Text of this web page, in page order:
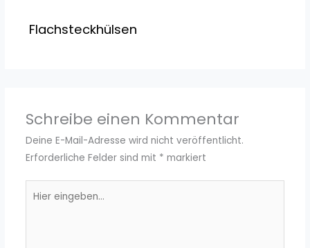
Flachsteckhülsen
Schreibe einen Kommentar
Deine E-Mail-Adresse wird nicht veröffentlicht.
Erforderliche Felder sind mit * markiert
eingeben…